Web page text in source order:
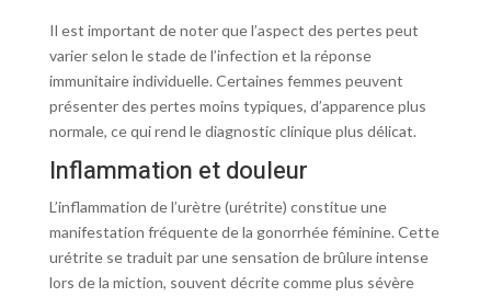
Il est important de noter que l’aspect des pertes peut
varier selon le stade de l’infection et la réponse
immunitaire individuelle. Certaines femmes peuvent
présenter des pertes moins typiques, d’apparence plus
normale, ce qui rend le diagnostic clinique plus délicat.
Inflammation et douleur
L’inflammation de l’urètre (urétrite) constitue une
manifestation fréquente de la gonorrhée féminine. Cette
urétrite se traduit par une sensation de brûlure intense
lors de la miction, souvent décrite comme plus sévère